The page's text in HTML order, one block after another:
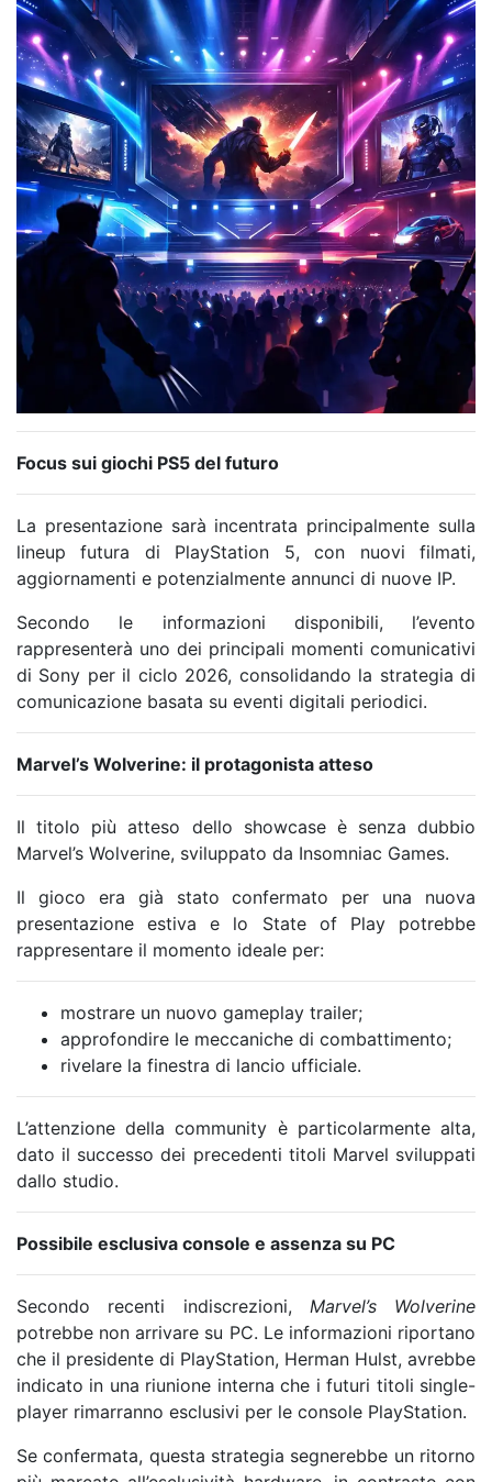
Focus sui giochi PS5 del futuro
La presentazione sarà incentrata principalmente sulla
lineup futura di PlayStation 5, con nuovi filmati,
aggiornamenti e potenzialmente annunci di nuove IP.
Secondo le informazioni disponibili, l’evento
rappresenterà uno dei principali momenti comunicativi
di Sony per il ciclo 2026, consolidando la strategia di
comunicazione basata su eventi digitali periodici.
Marvel’s Wolverine: il protagonista atteso
Il titolo più atteso dello showcase è senza dubbio
Marvel’s Wolverine, sviluppato da Insomniac Games.
Il gioco era già stato confermato per una nuova
presentazione estiva e lo State of Play potrebbe
rappresentare il momento ideale per:
mostrare un nuovo gameplay trailer;
approfondire le meccaniche di combattimento;
rivelare la finestra di lancio ufficiale.
L’attenzione della community è particolarmente alta,
dato il successo dei precedenti titoli Marvel sviluppati
dallo studio.
Possibile esclusiva console e assenza su PC
Secondo recenti indiscrezioni, Marvel’s Wolverine
potrebbe non arrivare su PC. Le informazioni riportano
che il presidente di PlayStation, Herman Hulst, avrebbe
indicato in una riunione interna che i futuri titoli single-
player rimarranno esclusivi per le console PlayStation.
Se confermata, questa strategia segnerebbe un ritorno